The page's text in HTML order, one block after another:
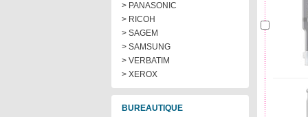
> PANASONIC
> RICOH
> SAGEM
> SAMSUNG
> VERBATIM
> XEROX
BUREAUTIQUE